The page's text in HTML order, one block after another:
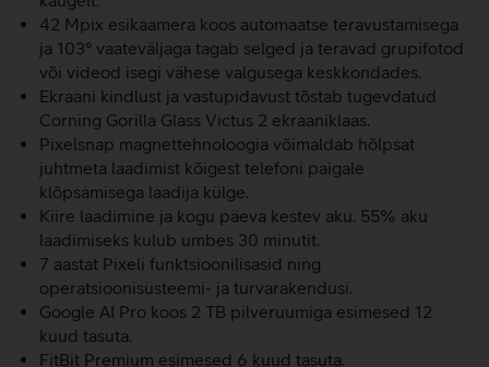
42 Mpix esikaamera koos automaatse teravustamisega
ja 103° vaateväljaga tagab selged ja teravad grupifotod
või videod isegi vähese valgusega keskkondades.
Ekraani kindlust ja vastupidavust tõstab tugevdatud
Corning Gorilla Glass Victus 2 ekraaniklaas.
Pixelsnap magnettehnoloogia võimaldab hõlpsat
juhtmeta laadimist kõigest telefoni paigale
klõpsamisega laadija külge.
Kiire laadimine ja kogu päeva kestev aku. 55% aku
laadimiseks kulub umbes 30 minutit.
7 aastat Pixeli funktsioonilisasid ning
operatsioonisüsteemi- ja turvarakendusi.
Google AI Pro koos 2 TB pilveruumiga esimesed 12
kuud tasuta.
FitBit Premium esimesed 6 kuud tasuta.